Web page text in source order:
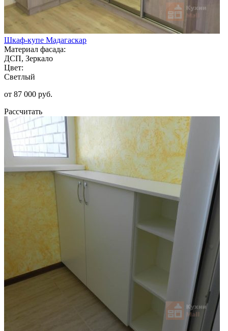
Шкаф-купе Мадагаскар
Материал фасада:
ДСП, Зеркало
Цвет:
Светлый
от 87 000 руб.
Рассчитать